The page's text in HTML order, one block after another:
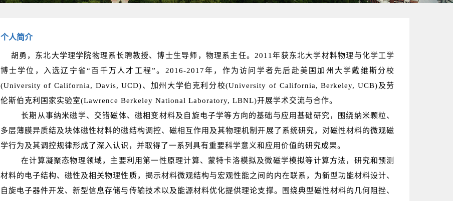
个人简介
胡勇，东北大学理学院物理系长聘教授、博士生导师，物理系主任。2011年获东北大学材料物理与化学工学
博士学位，入选辽宁省“百千万人才工程”。2016-2017年，作为访问学者先后赴美国加州大学戴维斯分校
(University of California, Davis, UCD)、加州大学伯克利分校(University of California, Berkeley, UCB)及劳
伦斯伯克利国家实验室(Lawrence Berkeley National Laboratory, LBNL)开展学术交流与合作。
长期从事纳米磁学、交错磁体、磁相变材料及自旋电子学等方向的基础与应用基础研究，围绕纳米颗粒、
多层薄膜异质结及块体磁性材料的磁结构调控、磁相互作用及其物理机制开展了系统研究，对磁性材料的微观磁
学行为及其调控规律形成了深入认识，并取得了一系列具有重要科学意义和应用价值的研究成果。
在计算凝聚态物理领域，主要利用第一性原理计算、蒙特卡洛模拟及微磁学模拟等计算方法，研究和预测
材料的电子结构、磁性及相关物理性质，揭示材料微观结构与宏观性能之间的内在联系，为新型功能材料设计、
自旋电子器件开发、新型信息存储与传输技术以及能源材料优化提供理论支撑。围绕典型磁性材料的几何阻挫、